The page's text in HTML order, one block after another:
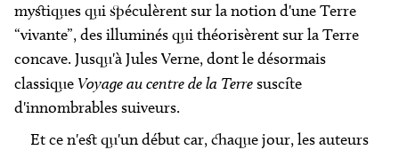
mystiques qui spéculèrent sur la notion d'une Terre
“vivante”, des illuminés qui théorisèrent sur la Terre
concave. Jusqu'à Jules Verne, dont le désormais
classique Voyage au centre de la Terresuscite
d'innombrables suiveurs.
Et ce n'est qu'un début car, chaque jour, les auteurs